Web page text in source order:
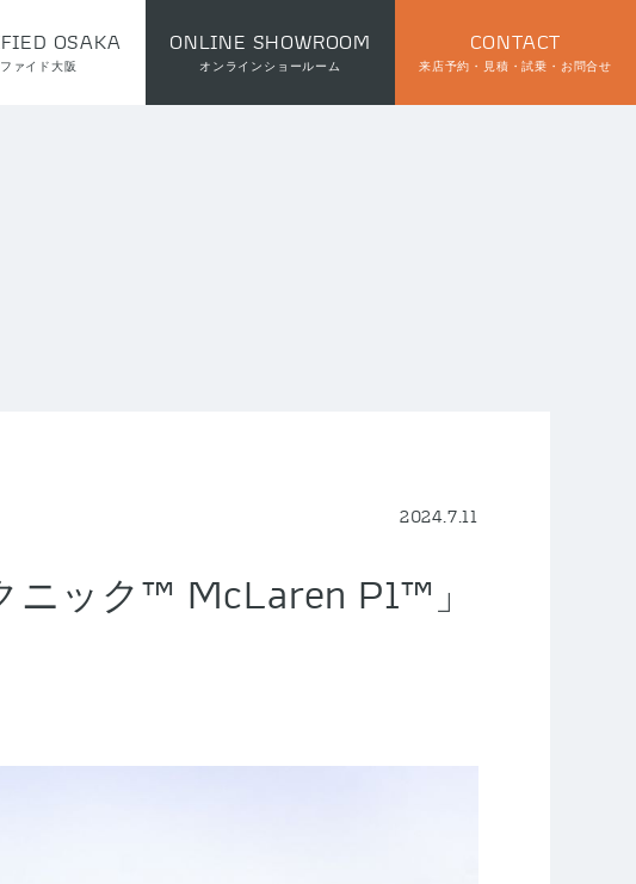
OSAKA
ァイド大阪
ONLINE SHOWROOM
オンラインショールーム
CONTACT
来店予約・見積・試乗・お問合せ
2024.7.11
ニック™ McLaren P1™」